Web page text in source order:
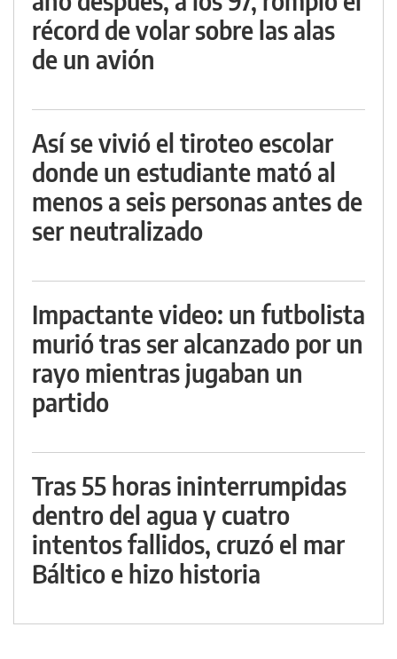
récord de volar sobre las alas
de un avión
Así se vivió el tiroteo escolar
donde un estudiante mató al
menos a seis personas antes de
ser neutralizado
Impactante video: un futbolista
murió tras ser alcanzado por un
rayo mientras jugaban un
partido
Tras 55 horas ininterrumpidas
dentro del agua y cuatro
intentos fallidos, cruzó el mar
Báltico e hizo historia